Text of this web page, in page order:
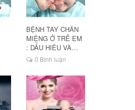
BỆNH TAY CHÂN
MIỆNG Ở TRẺ EM
: DẤU HIỆU VÀ
CÁCH ĐIỀU TRỊ
0 Bình luận